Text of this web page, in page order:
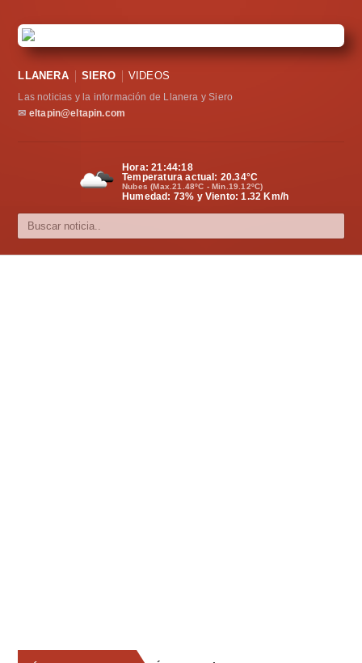
LLANERA SIERO VIDEOS
Las noticias y la información de Llanera y Siero
✉ eltapin@eltapin.com
Hora:21:44:19
Temperatura actual: 20.34°C
Nubes (Max.21.48ºC - Min.19.12ºC)
Humedad: 73% y Viento: 1.32 Km/h